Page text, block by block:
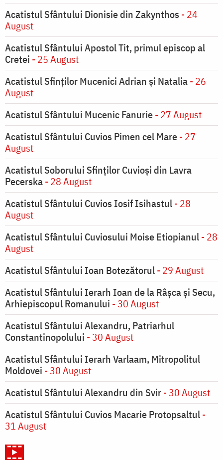
Acatistul Sfântului Dionisie din Zakynthos - 24
August
Acatistul Sfântului Apostol Tit, primul episcop al
Cretei - 25 August
Acatistul Sfinților Mucenici Adrian și Natalia- 26
August
Acatistul Sfântului Mucenic Fanurie- 27 August
Acatistul Sfântului Cuvios Pimen cel Mare- 27
August
Acatistul Soborului Sfinților Cuvioși din Lavra
Pecerska- 28 August
Acatistul Sfântului Cuvios Iosif Isihastul- 28
August
Acatistul Sfântului Cuviosului Moise Etiopianul- 28
August
Acatistul Sfântului Ioan Botezătorul- 29 August
Acatistul Sfântului Ierarh Ioan de la Râşca şi Secu,
Arhiepiscopul Romanului - 30 August
Acatistul Sfântului Alexandru, Patriarhul
Constantinopolului - 30 August
Acatistul Sfântului Ierarh Varlaam, Mitropolitul
Moldovei - 30 August
Acatistul Sfântului Alexandru din Svir- 30 August
Acatistul Sfântului Cuvios Macarie Protopsaltul-
31 August